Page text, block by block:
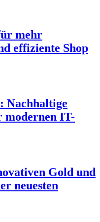
mehr
effiziente Shop
Nachhaltige
modernen IT-
Gold und
neuesten